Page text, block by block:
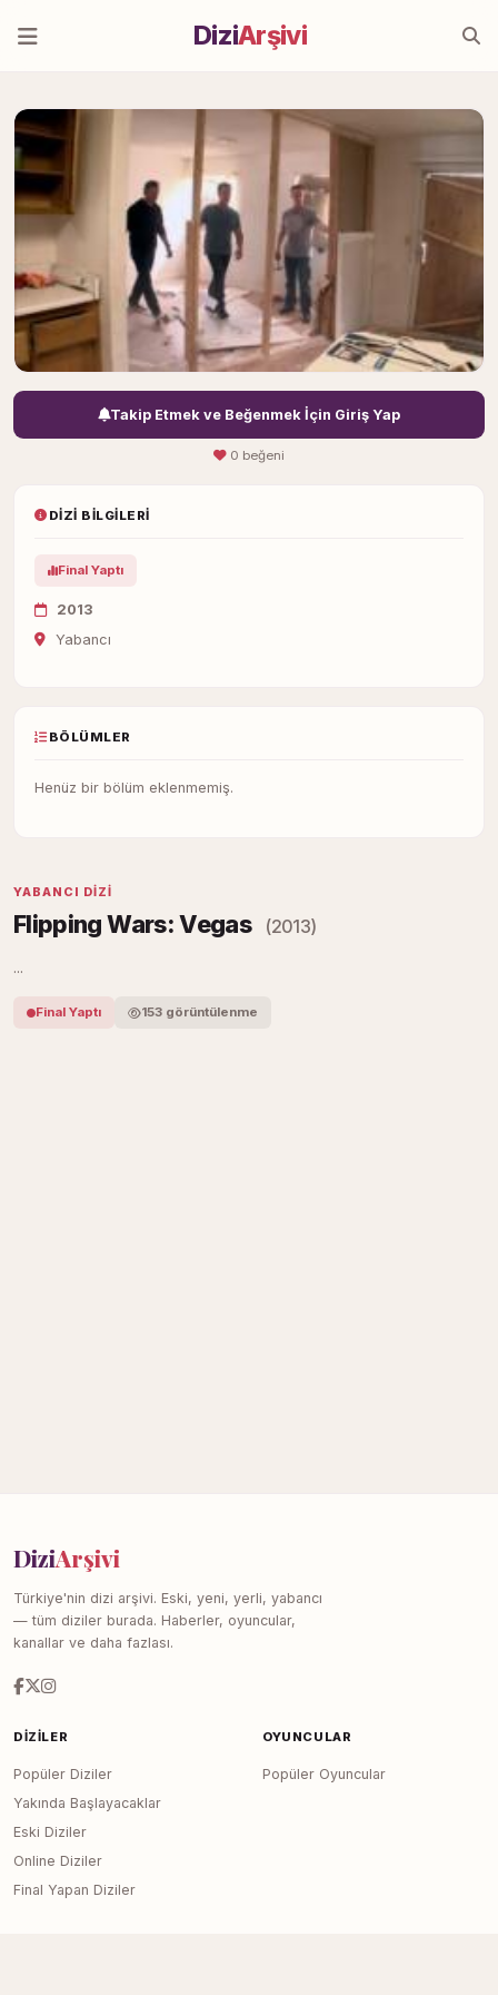
DiziArşivi
Takip Etmek ve Beğenmek İçin Giriş Yap
0 beğeni
DIZI BILGILERI
Final Yaptı
2013
Yabancı
BÖLÜMLER
Henüz bir bölüm eklenmemiş.
YABANCI DIZI
Flipping Wars: Vegas (2013)
...
Final Yaptı 153 görüntülenme
DiziArşivi
Türkiye'nin dizi arşivi. Eski, yeni, yerli, yabancı
— tüm diziler burada. Haberler, oyuncular,
kanallar ve daha fazlası.
DIZILER
Popüler Diziler
Yakında Başlayacaklar
Eski Diziler
Online Diziler
Final Yapan Diziler
OYUNCULAR
Popüler Oyuncular